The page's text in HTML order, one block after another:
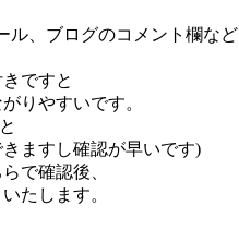
、ブログのコメント欄な
ですと
りやすいです。
ますし確認が早いです)
で確認後、
たします。